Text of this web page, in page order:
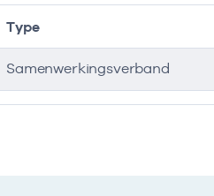
Type
Samenwerkingsverband